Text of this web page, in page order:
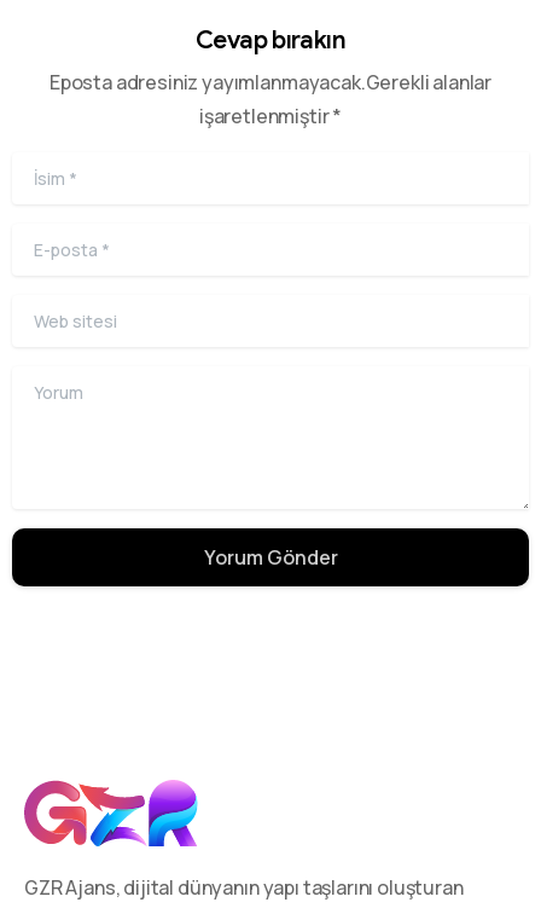
Cevap bırakın
Eposta adresiniz yayımlanmayacak.Gerekli alanlar
işaretlenmiştir *
İsim
E-posta *
Web sitesi
Yorum
GZR Ajans, dijital dünyanın yapı taşlarını oluşturan